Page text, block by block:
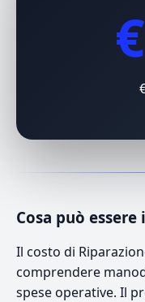
Cosa può
Il costo di
comprendere
spese operative. Il